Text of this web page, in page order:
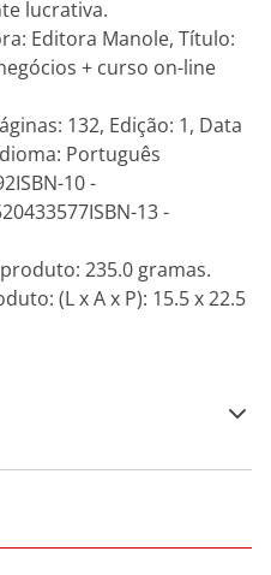
lucrativa.
Editora Manole, Título:
+ curso on-line
132, Edição: 1, Data
Português
10 -
13 -
235.0 gramas.
(L x A x P): 15.5 x 22.5